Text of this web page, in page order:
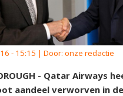
- 15:15 | Door: onze redactie
- Qatar Airways
aandeel verworven in